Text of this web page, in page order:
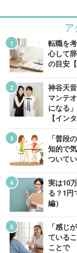
ア
転職を
心して
の目安
神谷天
マンテ
になる
【イン
「普段
知的で
ついて
実は10
る？1円
編）
「感じ
ている
ことで